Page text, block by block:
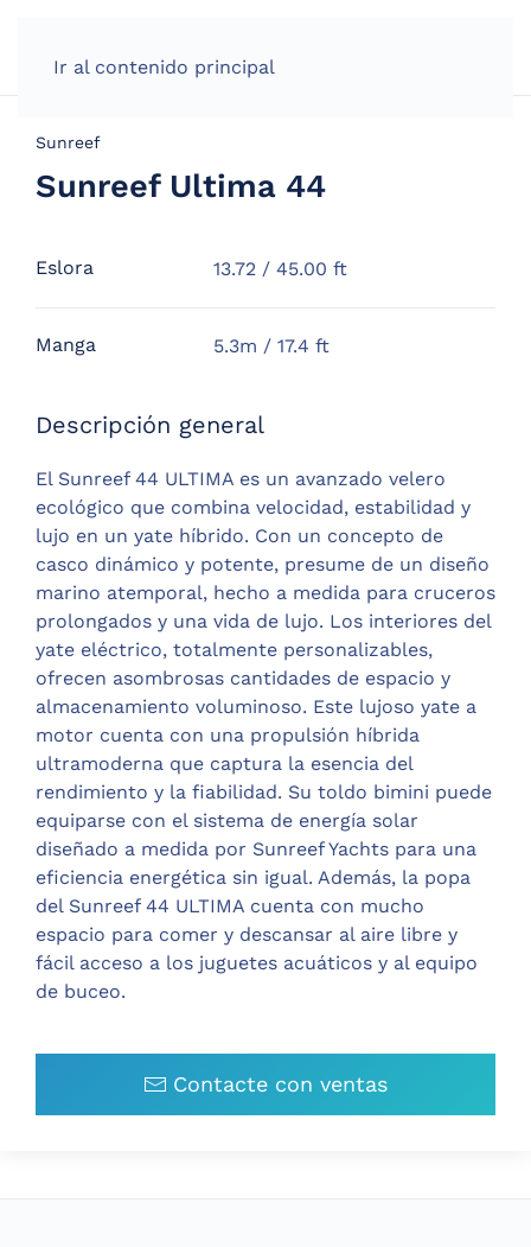
Ir al contenido principal
Sunreef
Sunreef Ultima 44
Eslora 13.72 / 45.00 ft
Manga 5.3m / 17.4 ft
Descripción general
El Sunreef 44 ULTIMA es un avanzado velero
ecológico que combina velocidad, estabilidad y
lujo en un yate híbrido. Con un concepto de
casco dinámico y potente, presume de un diseño
marino atemporal, hecho a medida para cruceros
prolongados y una vida de lujo. Los interiores del
yate eléctrico, totalmente personalizables,
ofrecen asombrosas cantidades de espacio y
almacenamiento voluminoso. Este lujoso yate a
motor cuenta con una propulsión híbrida
ultramoderna que captura la esencia del
rendimiento y la fiabilidad. Su toldo bimini puede
equiparse con el sistema de energía solar
diseñado a medida por Sunreef Yachts para una
eficiencia energética sin igual. Además, la popa
del Sunreef 44 ULTIMA cuenta con mucho
espacio para comer y descansar al aire libre y
fácil acceso a los juguetes acuáticos y al equipo
de buceo.
Contacte con ventas